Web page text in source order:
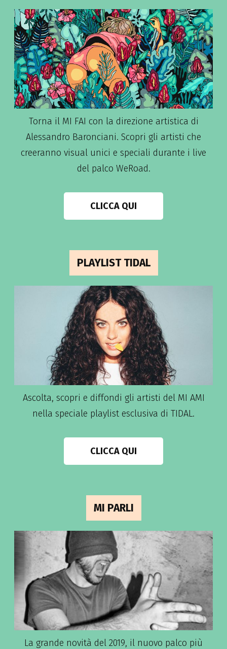
Torna il MI FAI con la direzione artistica di
Alessandro Baronciani. Scopri gli artisti che
creeranno visual unici e speciali durante i live
del palco WeRoad.
CLICCA QUI
PLAYLIST TIDAL
Ascolta, scopri e diffondi gli artisti del MI AMI
nella speciale playlist esclusiva di TIDAL.
CLICCA QUI
MI PARLI
La grande novità del 2019, il nuovo palco più